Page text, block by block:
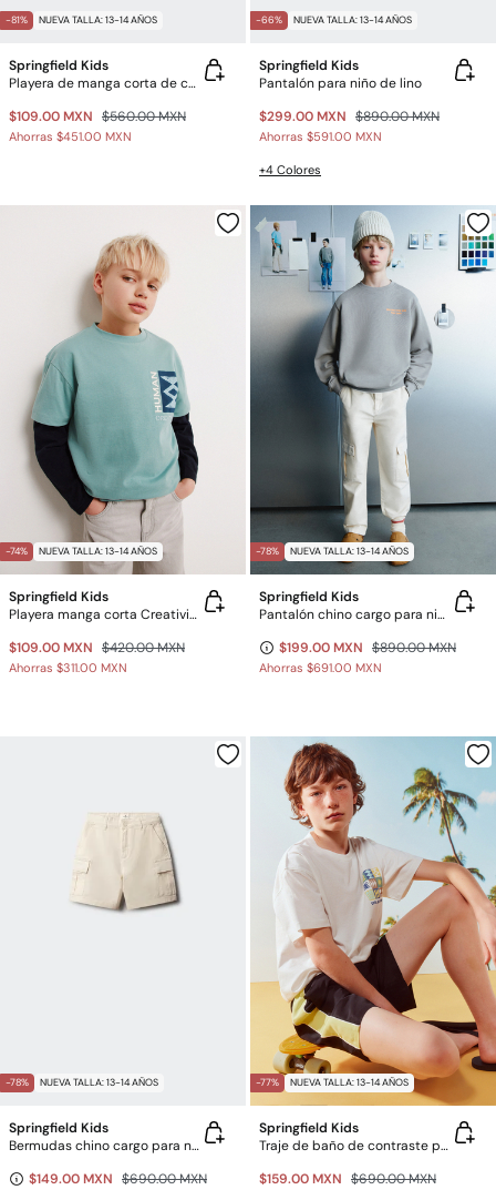
-81% NUEVA TALLA: 13-14 AÑOS
Springfield Kids
Playera de manga corta de calavera skate para niño
$109.00 MXN $560.00 MXN
Ahorras $451.00 MXN
-66% NUEVA TALLA: 13-14 AÑOS
Springfield Kids
Pantalón para niño de lino
$299.00 MXN $890.00 MXN
Ahorras $591.00 MXN
+4 Colores
-74% NUEVA TALLA: 13-14 AÑOS
Springfield Kids
Playera manga corta Creativity para niño
$109.00 MXN $420.00 MXN
Ahorras $311.00 MXN
-78% NUEVA TALLA: 13-14 AÑOS
Springfield Kids
Pantalón chino cargo para niño
$199.00 MXN $890.00 MXN
Ahorras $691.00 MXN
-78% NUEVA TALLA: 13-14 AÑOS
Springfield Kids
Bermudas chino cargo para niño
$149.00 MXN $690.00 MXN
-77% NUEVA TALLA: 13-14 AÑOS
Springfield Kids
Traje de baño de contraste para niño
$159.00 MXN $690.00 MXN